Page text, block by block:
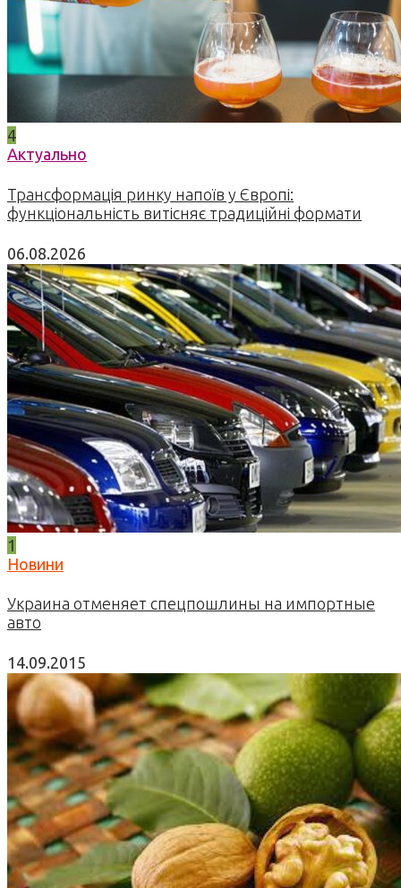
4
Актуально
Трансформація ринку напоїв у Європі:
функціональність витісняє традиційні формати
06.08.2026
1
Новини
Украина отменяет спецпошлины на импортные
авто
14.09.2015